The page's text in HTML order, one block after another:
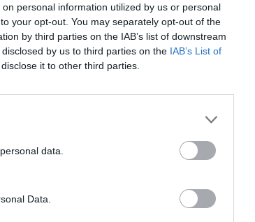
personal information utilized by us or personal
your opt-out. You may separately opt-out of the
by third parties on the IAB’s list of downstream
by us to third parties on the IAB’s List of
it to other third parties.
data.
Data.